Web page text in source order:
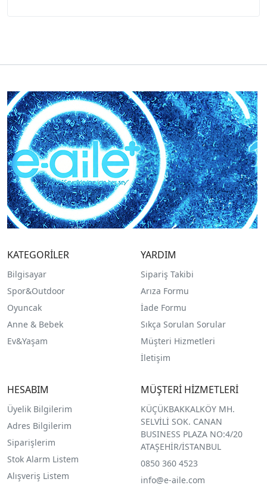
KATEGORİLER
Bilgisayar
Spor&Outdoor
Oyuncak
Anne & Bebek
Ev&Yaşam
YARDIM
Sipariş Takibi
Arıza Formu
İade Formu
Sıkça Sorulan Sorular
Müşteri Hizmetleri
İletişim
HESABIM
Üyelik Bilgilerim
Adres Bilgilerim
Siparişlerim
Stok Alarm Listem
Alışveriş Listem
MÜŞTERİ HİZMETLERİ
KÜÇÜKBAKKALKÖY MH.
SELVİLİ SOK. CANAN
BUSINESS PLAZA NO:4/20
ATAŞEHİR/İSTANBUL
0850 360 4523
info@e-aile.com